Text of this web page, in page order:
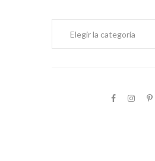
Categories